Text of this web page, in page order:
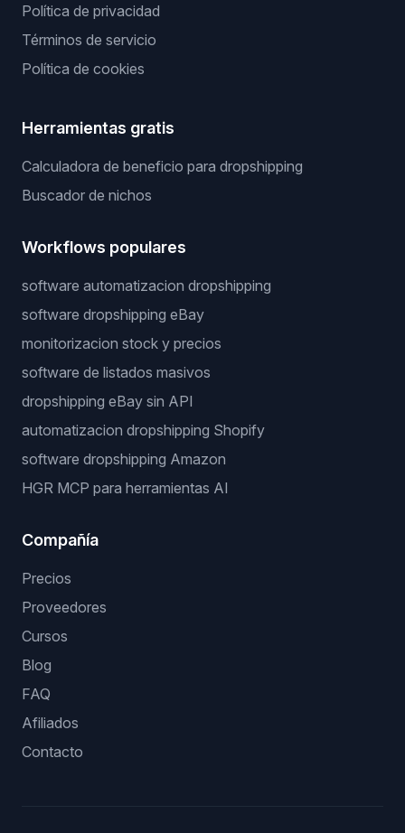
Política de privacidad
Términos de servicio
Política de cookies
Herramientas gratis
Calculadora de beneficio para dropshipping
Buscador de nichos
Workflows populares
software automatizacion dropshipping
software dropshipping eBay
monitorizacion stock y precios
software de listados masivos
dropshipping eBay sin API
automatizacion dropshipping Shopify
software dropshipping Amazon
HGR MCP para herramientas AI
Compañía
Precios
Proveedores
Cursos
Blog
FAQ
Afiliados
Contacto